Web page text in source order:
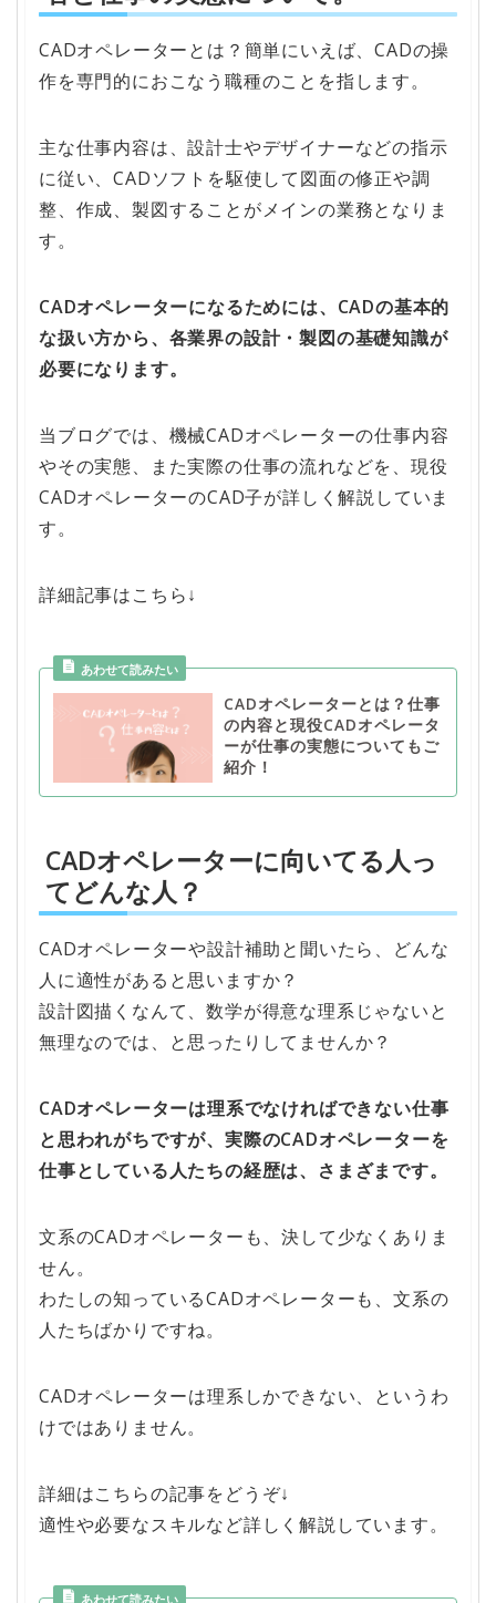
CADオペレーターとは？簡単にいえば、CADの操
作を専門的におこなう職種のことを指します。
主な仕事内容は、設計士やデザイナーなどの指示
に従い、CADソフトを駆使して図面の修正や調
整、作成、製図することがメインの業務となりま
す。
CADオペレーターになるためには、CADの基本的
な扱い方から、各業界の設計・製図の基礎知識が
必要になります。
当ブログでは、機械CADオペレーターの仕事内容
やその実態、また実際の仕事の流れなどを、現役
CADオペレーターのCAD子が詳しく解説していま
す。
詳細記事はこちら↓
CADオペレーターとは？仕事
の内容と現役CADオペレータ
ーが仕事の実態についてもご
紹介！
CADオペレーターに向いてる人っ
てどんな人？
CADオペレーターや設計補助と聞いたら、どんな
人に適性があると思いますか？
設計図描くなんて、数学が得意な理系じゃないと
無理なのでは、と思ったりしてませんか？
CADオペレーターは理系でなければできない仕事
と思われがちですが、実際のCADオペレーターを
仕事としている人たちの経歴は、さまざまです。
文系のCADオペレーターも、決して少なくありま
せん。
わたしの知っているCADオペレーターも、文系の
人たちばかりですね。
CADオペレーターは理系しかできない、というわ
けではありません。
詳細はこちらの記事をどうぞ↓
適性や必要なスキルなど詳しく解説しています。